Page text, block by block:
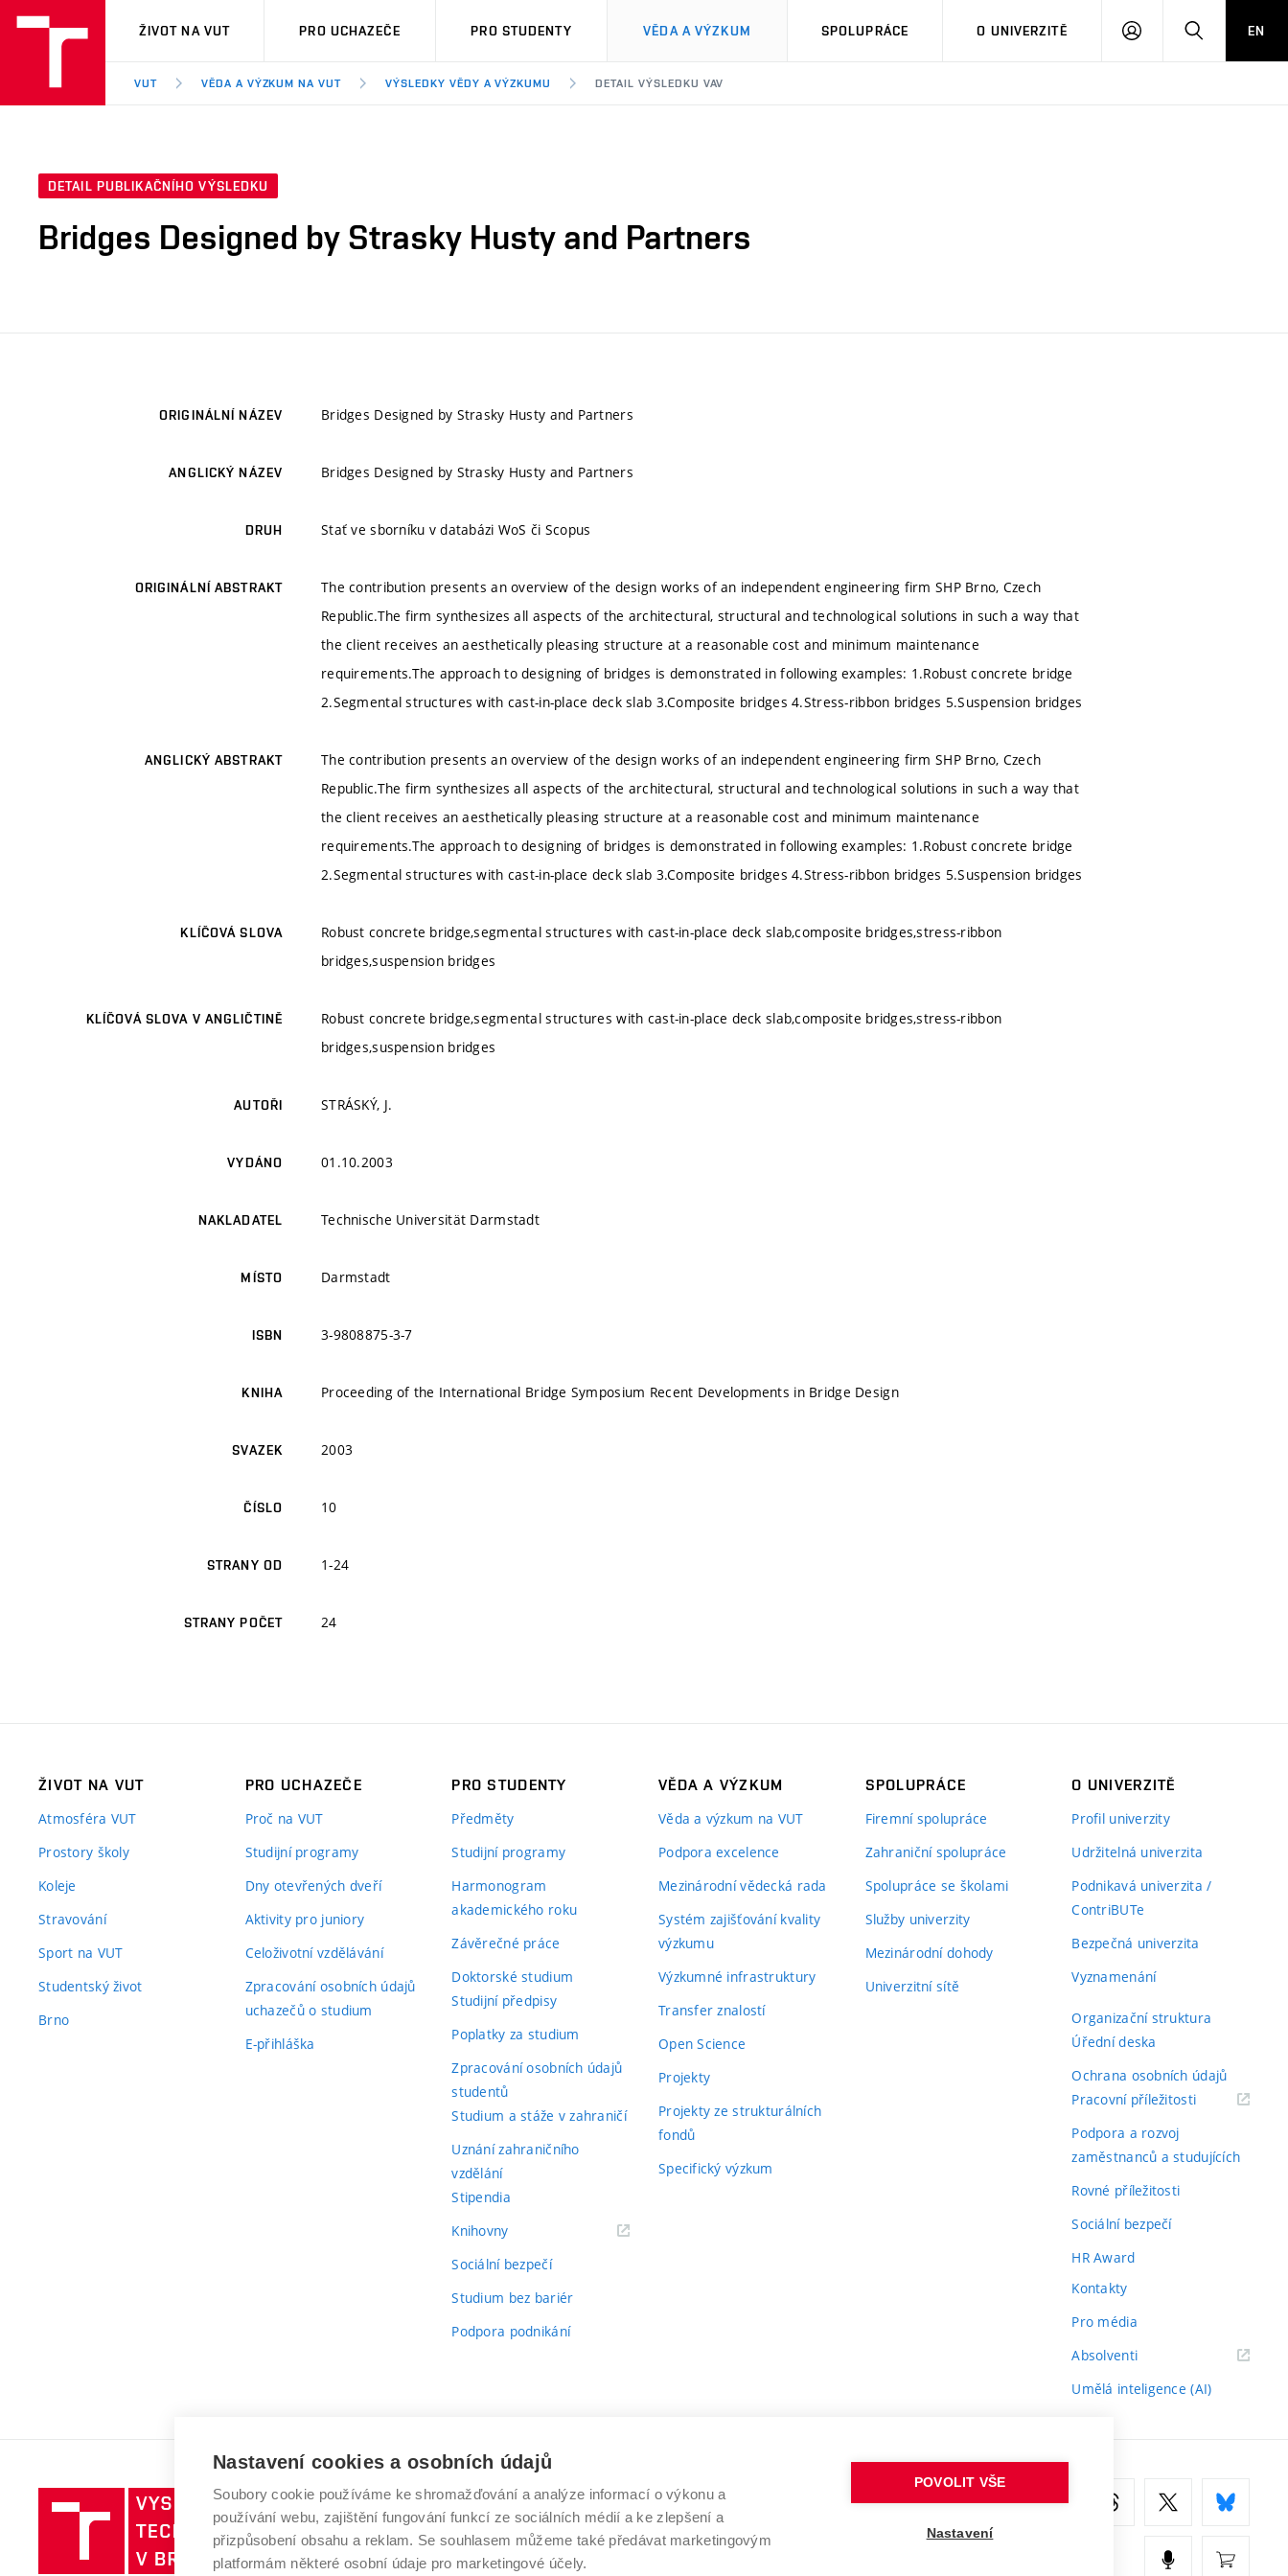
VUT
ŽIVOT NA VUT PRO UCHAZEČE PRO STUDENTY VĚDA A VÝZKUM SPOLUPRÁCE O UNIVERZITĚ
PŘIHLÁSIT HLEDATEN
VUT VĚDA A VÝZKUM NA VUT VÝSLEDKY VĚDY A VÝZKUMU DETAIL VÝSLEDKU VAV
DETAIL PUBLIKAČNÍHO VÝSLEDKU
Bridges Designed by Strasky Husty and Partners
ORIGINÁLNÍ NÁZEV Bridges Designed by Strasky Husty and Partners
ANGLICKÝ NÁZEV Bridges Designed by Strasky Husty and Partners
DRUH Stať ve sborníku v databázi WoS či Scopus
ORIGINÁLNÍ ABSTRAKT
The contribution presents an overview of the design works of an independent engineering firm SHP Brno, Czech
Republic.The firm synthesizes all aspects of the architectural, structural and technological solutions in such a way that
the client receives an aesthetically pleasing structure at a reasonable cost and minimum maintenance
requirements.The approach to designing of bridges is demonstrated in following examples: 1.Robust concrete bridge
2.Segmental structures with cast-in-place deck slab 3.Composite bridges 4.Stress-ribbon bridges 5.Suspension bridges
ANGLICKÝ ABSTRAKT
The contribution presents an overview of the design works of an independent engineering firm SHP Brno, Czech
Republic.The firm synthesizes all aspects of the architectural, structural and technological solutions in such a way that
the client receives an aesthetically pleasing structure at a reasonable cost and minimum maintenance
requirements.The approach to designing of bridges is demonstrated in following examples: 1.Robust concrete bridge
2.Segmental structures with cast-in-place deck slab 3.Composite bridges 4.Stress-ribbon bridges 5.Suspension bridges
KLÍČOVÁ SLOVA
Robust concrete bridge,segmental structures with cast-in-place deck slab,composite bridges,stress-ribbon
bridges,suspension bridges
KLÍČOVÁ SLOVA V ANGLIČTINĚ
Robust concrete bridge,segmental structures with cast-in-place deck slab,composite bridges,stress-ribbon
bridges,suspension bridges
AUTOŘI STRÁSKÝ, J.
VYDÁNO 01.10.2003
NAKLADATEL Technische Universität Darmstadt
MÍSTO Darmstadt
ISBN 3-9808875-3-7
KNIHA Proceeding of the International Bridge Symposium Recent Developments in Bridge Design
SVAZEK 2003
ČÍSLO 10
STRANY OD 1-24
STRANY POČET 24
ŽIVOT NA VUT
Atmosféra VUT
Prostory školy
Koleje
Stravování
Sport na VUT
Studentský život
Brno
PRO UCHAZEČE
Proč na VUT
Studijní programy
Dny otevřených dveří
Aktivity pro juniory
Celoživotní vzdělávání
Zpracování osobních údajů
uchazečů o studium
E-přihláška
PRO STUDENTY
Předměty
Studijní programy
Harmonogram
akademického roku
Závěrečné práce
Doktorské studium
Studijní předpisy
Poplatky za studium
Zpracování osobních údajů
studentů
Studium a stáže v zahraničí
Uznání zahraničního
vzdělání
Stipendia
Knihovny(externí
Sociální bezpečí
Studium bez bariér
Podpora podnikání
VĚDA A VÝZKUM
Věda a výzkum na VUT
Podpora excelence
Mezinárodní vědecká rada
Systém zajišťování kvality
výzkumu
Výzkumné infrastruktury
Transfer znalostí
Open Science
Projekty
Projekty ze strukturálních
fondů
Specifický výzkum
SPOLUPRÁCE
Firemní spolupráce
Zahraniční spolupráce
Spolupráce se školami
Služby univerzity
Mezinárodní dohody
Univerzitní sítě
O UNIVERZITĚ
Profil univerzity
Udržitelná univerzita
Podnikavá univerzita /
ContriBUTe
Bezpečná univerzita
Vyznamenání
Organizační struktura
Úřední deska
Ochrana osobních údajů
Pracovní příležitosti(externí
Podpora a rozvoj
zaměstnanců a studujících
Rovné příležitosti
Sociální bezpečí
HR Award
Kontakty
Pro média
Absolventi(externí
Umělá inteligence (AI)
Vysoké
učení
technické
v
VYSOKÉ UČENÍ TECHNICKÉ V BRNĚ
Antonínská 548/1
602 00 Brno
www.vut.cz
Nastavení cookies a osobních údajů
Soubory cookie používáme ke shromažďování a analýze informací o výkonu a
používání webu, zajištění fungování funkcí ze sociálních médií a ke zlepšení a
přizpůsobení obsahu a reklam. Se souhlasem můžeme také předávat marketingovým
platformám některé osobní údaje pro marketingové účely.
POVOLIT VŠE
Nastavení